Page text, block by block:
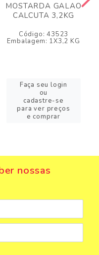
MOSTARDA GALAO
CALCUTA 3,2KG
Código: 43523
Embalagem: 1X3,2 KG
Faça seu login
ou
cadastre-se
para ver preços
e comprar
nossas